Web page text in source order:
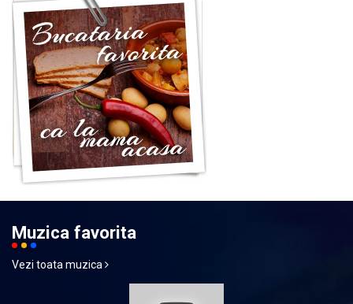
Muzica favorita
Vezi toata muzica